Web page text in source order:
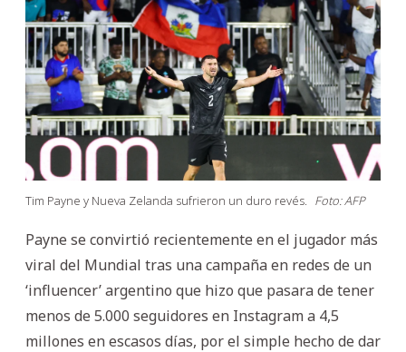
Tim Payne y Nueva Zelanda sufrieron un duro revés. Foto: AFP
Payne se convirtió recientemente en el jugador más
viral del Mundial tras una campaña en redes de un
‘influencer’ argentino que hizo que pasara de tener
menos de 5.000 seguidores en Instagram a 4,5
millones en escasos días, por el simple hecho de dar